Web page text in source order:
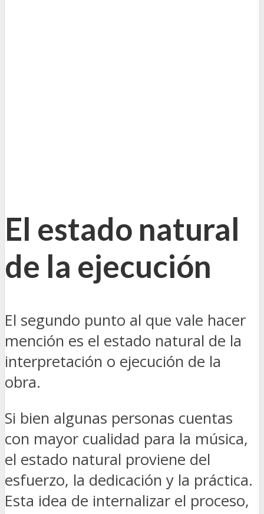
El estado natural
de la ejecución
El segundo punto al que vale hacer
mención es el estado natural de la
interpretación o ejecución de la
obra.
Si bien algunas personas cuentas
con mayor cualidad para la música,
el estado natural proviene del
esfuerzo, la dedicación y la práctica.
Esta idea de internalizar el proceso,